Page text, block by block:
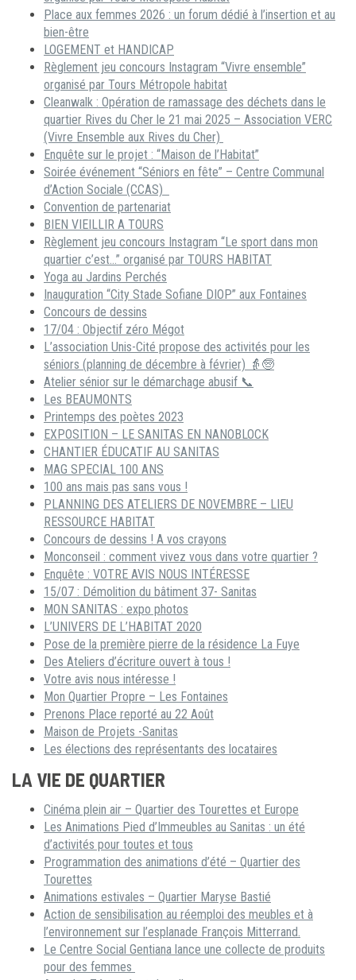
Place aux femmes 2026 : un forum dédié à l’insertion et au
bien-être
LOGEMENT et HANDICAP
Règlement jeu concours Instagram “Vivre ensemble”
organisé par Tours Métropole habitat
Cleanwalk : Opération de ramassage des déchets dans le
quartier Rives du Cher le 21 mai 2025 – Association VERC
(Vivre Ensemble aux Rives du Cher)
Enquête sur le projet : “Maison de l’Habitat”
Soirée événement “Séniors en fête” – Centre Communal
d’Action Sociale (CCAS)
Convention de partenariat
BIEN VIEILLIR A TOURS
Règlement jeu concours Instagram “Le sport dans mon
quartier c’est…” organisé par TOURS HABITAT
Yoga au Jardins Perchés
Inauguration “City Stade Sofiane DIOP” aux Fontaines
Concours de dessins
17/04 : Objectif zéro Mégot
L’association Unis-Cité propose des activités pour les
séniors (planning de décembre à février) 👵🧓
Atelier sénior sur le démarchage abusif 📞
Les BEAUMONTS
Printemps des poètes 2023
EXPOSITION – LE SANITAS EN NANOBLOCK
CHANTIER ÉDUCATIF AU SANITAS
MAG SPECIAL 100 ANS
100 ans mais pas sans vous !
PLANNING DES ATELIERS DE NOVEMBRE – LIEU
RESSOURCE HABITAT
Concours de dessins ! A vos crayons
Monconseil : comment vivez vous dans votre quartier ?
Enquête : VOTRE AVIS NOUS INTÉRESSE
15/07 : Démolition du bâtiment 37- Sanitas
MON SANITAS : expo photos
L’UNIVERS DE L’HABITAT 2020
Pose de la première pierre de la résidence La Fuye
Des Ateliers d’écriture ouvert à tous !
Votre avis nous intéresse !
Mon Quartier Propre – Les Fontaines
Prenons Place reporté au 22 Août
Maison de Projets -Sanitas
Les élections des représentants des locataires
LA VIE DE QUARTIER
Cinéma plein air – Quartier des Tourettes et Europe
Les Animations Pied d’Immeubles au Sanitas : un été
d’activités pour toutes et tous
Programmation des animations d’été – Quartier des
Tourettes
Animations estivales – Quartier Maryse Bastié
Action de sensibilisation au réemploi des meubles et à
l’environnement sur l’esplanade François Mitterrand.
Le Centre Social Gentiana lance une collecte de produits
pour des femmes